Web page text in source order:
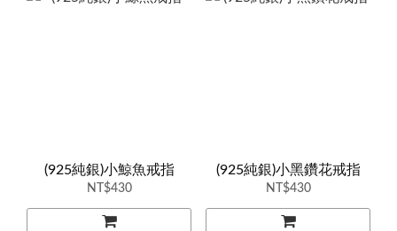
(925純銀)小鯨魚戒指
NT$430
(925純銀)小黑鑽花戒指
NT$430